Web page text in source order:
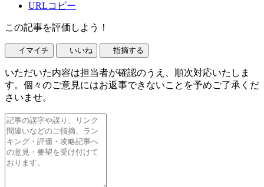
URLコピー
この記事を評価しよう！
イマイチ いいね 指摘する
いただいた内容は担当者が確認のうえ、順次対応いたしま
す。個々のご意見にはお返事できないことを予めご了承くだ
さいませ。